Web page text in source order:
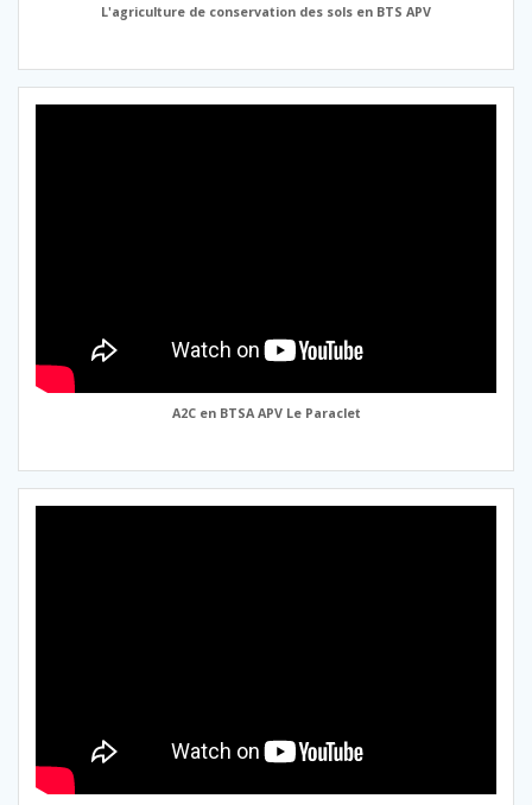
L'agriculture de conservation des sols en BTS APV
A2C en BTSA APV Le Paraclet